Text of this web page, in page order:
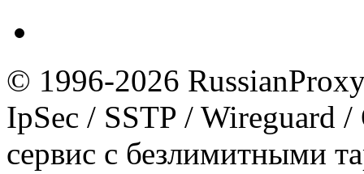
© 1996-2026
IpSec / SSTP / Wireguard
сервис с безлимитными